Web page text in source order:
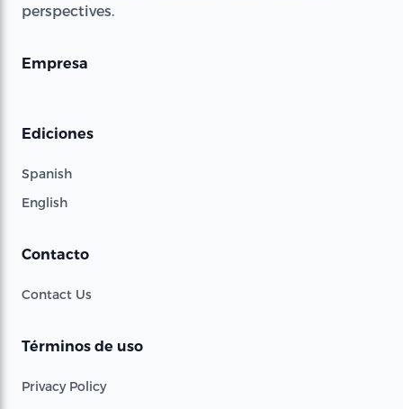
perspectives.
Empresa
Ediciones
Spanish
English
Contacto
Contact Us
Términos de uso
Privacy Policy